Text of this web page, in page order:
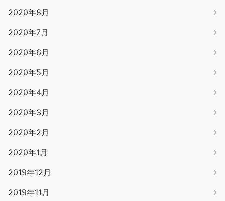
2020年8月
2020年7月
2020年6月
2020年5月
2020年4月
2020年3月
2020年2月
2020年1月
2019年12月
2019年11月